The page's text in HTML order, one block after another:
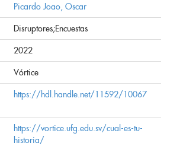
Picardo Joao, Oscar
Disruptores;Encuestas
2022
Vórtice
https://hdl.handle.net/11592/10067
https://vortice.ufg.edu.sv/cual-es-tu-
historia/